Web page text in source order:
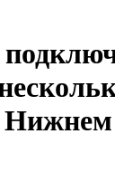
Нижнем